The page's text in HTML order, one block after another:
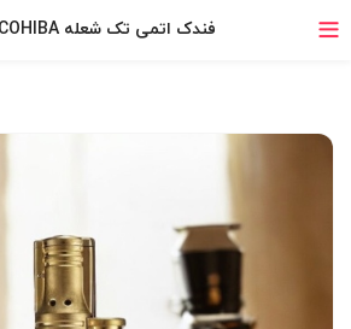
خرید قسطی با ترب‌پی
فندک اتمی تک شعله COHIBA اورجینال